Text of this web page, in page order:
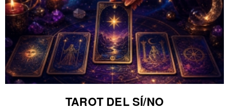
TAROT DEL SÍ/NO